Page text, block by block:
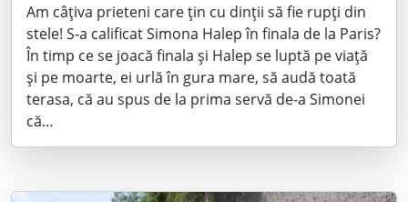
Am câțiva prieteni care țin cu dinții să fie rupți din
stele! S-a calificat Simona Halep în finala de la Paris?
În timp ce se joacă finala și Halep se luptă pe viață
și pe moarte, ei urlă în gura mare, să audă toată
terasa, că au spus de la prima servă de-a Simonei
că…